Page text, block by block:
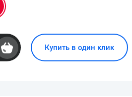
Купить в один клик